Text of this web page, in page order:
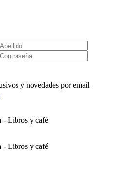
y novedades por email